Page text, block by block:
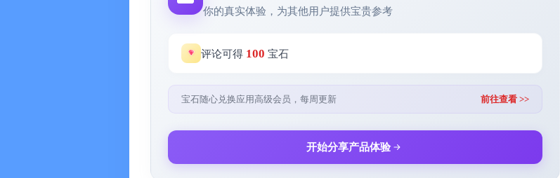
消下个周期的订阅，每个周期结束 24 小时内将会自动续订，已订阅的周期将无法取消。
用户使用协议：https://m.icity.ly/tos
你的真实体验，为其他用户提供宝贵参考
评论可得 100 宝石
宝石随心兑换应用高级会员，每周更新 前往查看 >>
开始分享产品体验